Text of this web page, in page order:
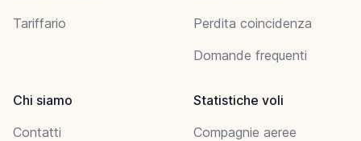
Tariffario
Perdita coincidenza
Domande frequenti
Chi siamo
Contatti
Statistiche voli
Compagnie aeree